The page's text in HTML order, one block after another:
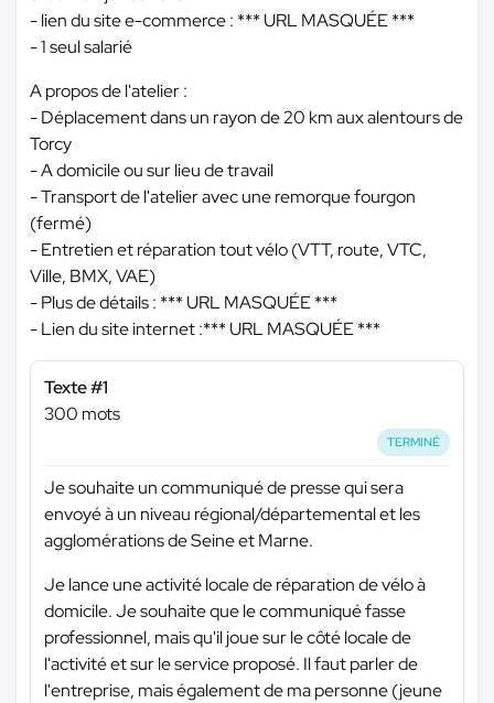
- lien du site e-commerce : *** URL MASQUÉE ***
- 1 seul salarié
A propos de l'atelier :
- Déplacement dans un rayon de 20 km aux alentours de
Torcy
- A domicile ou sur lieu de travail
- Transport de l'atelier avec une remorque fourgon
(fermé)
- Entretien et réparation tout vélo (VTT, route, VTC,
Ville, BMX, VAE)
- Plus de détails : *** URL MASQUÉE ***
- Lien du site internet :*** URL MASQUÉE ***
Texte #1
300 mots
TERMINÉ
Je souhaite un communiqué de presse qui sera
envoyé à un niveau régional/départemental et les
agglomérations de Seine et Marne.
Je lance une activité locale de réparation de vélo à
domicile. Je souhaite que le communiqué fasse
professionnel, mais qu'il joue sur le côté locale de
l'activité et sur le service proposé. Il faut parler de
l'entreprise, mais également de ma personne (jeune